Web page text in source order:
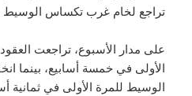
تراجع لخام غرب تكساس الوسيط
على مدار الأسبوع، تراجعت
الأولى في خمسة أسابيع،
الوسيط للمرة الأولى في ثمانية